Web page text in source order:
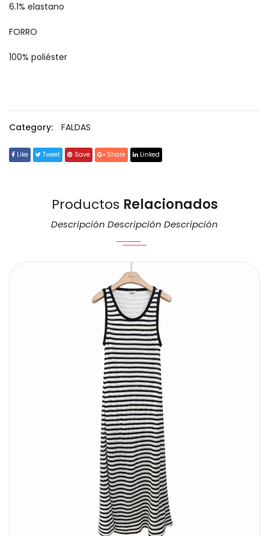
6.1% elastano
FORRO
100% poliéster
Category: FALDAS
Like Tweet Save Share Linked
Productos Relacionados
Descripción Descripción Descripción